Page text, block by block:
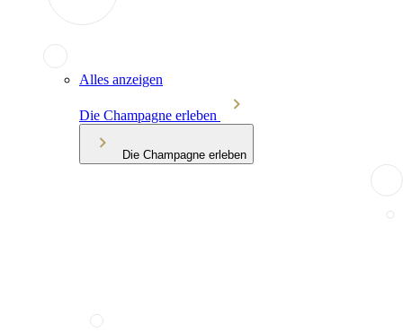
Alles anzeigen
Die Champagne erleben
Die Champagne erleben